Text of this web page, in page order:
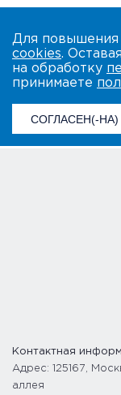
Для повышения
cookies.
на обработку
принимаете
СОГЛАСЕН(-НА)
Контактная
Адрес: 125167,
аллея